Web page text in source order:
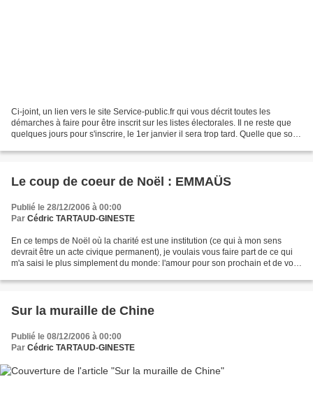
Ci-joint, un lien vers le site Service-public.fr qui vous décrit toutes les
démarches à faire pour être inscrit sur les listes électorales. Il ne reste que
quelques jours pour s'inscrire, le 1er janvier il sera trop tard. Quelle que soit
Le coup de coeur de Noël : EMMAÜS
Publié le 28/12/2006 à 00:00
Par Cédric TARTAUD-GINESTE
En ce temps de Noël où la charité est une institution (ce qui à mon sens
devrait être un acte civique permanent), je voulais vous faire part de ce qui
m'a saisi le plus simplement du monde: l'amour pour son prochain et de voir
Sur la muraille de Chine
Publié le 08/12/2006 à 00:00
Par Cédric TARTAUD-GINESTE